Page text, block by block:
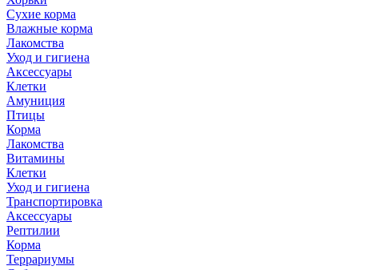
Сухие корма
Влажные корма
Лакомства
Уход и гигиена
Аксессуары
Клетки
Амуниция
Птицы
Корма
Лакомства
Витамины
Клетки
Уход и гигиена
Транспортировка
Аксессуары
Рептилии
Корма
Террариумы